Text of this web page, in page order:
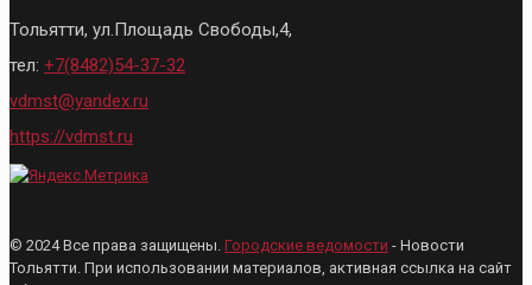
Тольятти, ул.Площадь Свободы,4,
тел: +7(8482)54-37-32
vdmst@yandex.ru
https://vdmst.ru
© 2024 Все права защищены. Городские ведомости - Новости
Тольятти. При использовании материалов, активная ссылка на сайт